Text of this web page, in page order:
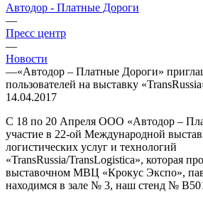
Автодор - Платные Дороги
—
Пресс центр
—
Новости
—«Автодор – Платные Дороги»
пользователей на выставку
14.04.2017
С 18 по 20 Апреля ООО «Автодор –
участие в 22-ой Международной
логистических услуг и технологий
«TransRussia/TransLogistica», которая
выставочном МВЦ «Крокус Экспо»,
находимся в зале № 3, наш стенд №